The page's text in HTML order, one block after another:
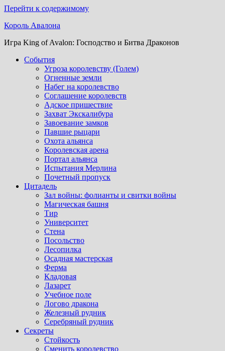
Перейти к содержимому
Король Авалона
Игра King of Avalon: Господство и Битва Драконов
События
Угроза королевству (Голем)
Огненные земли
Набег на королевство
Соглашение королевств
Адское пришествие
Захват Экскалибура
Завоевание замков
Павшие рыцари
Охота альянса
Королевская арена
Портал альянса
Испытания Мерлина
Почетный пропуск
Цитадель
Зал войны: фолианты и свитки войны
Магическая башня
Тир
Университет
Стена
Посольство
Лесопилка
Осадная мастерская
Ферма
Кладовая
Лазарет
Учебное поле
Логово дракона
Железный рудник
Серебряный рудник
Секреты
Стойкость
Сменить королевство